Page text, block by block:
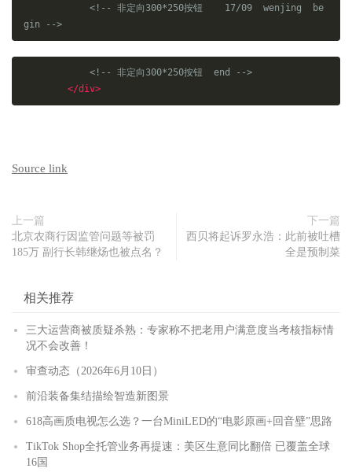
<!-- 非定向300*250按钮    17/09  wenjing  be
gin -->
<!-- 非定向300*250按钮  end -->
</div>
Source link
上一篇
北京农商行因监管问题等被罚
185万 副行长韩继炀也被点名？
下一篇
西贝将起诉罗永浩：此前被吐槽
全是预制菜
相关推荐
三大运营商被质疑杀熟：专家称不把老用户满意度当考核指标情
况不会改善！
审查动态（2026年6月10日）
前沿装备集结描绘智造新图景
618高画质电视怎么选？一台MiniLED的“电影原画+回音壁”思路
TikTok Shop全托管业务再提速：美区生意同比翻倍 已覆盖全球
16国